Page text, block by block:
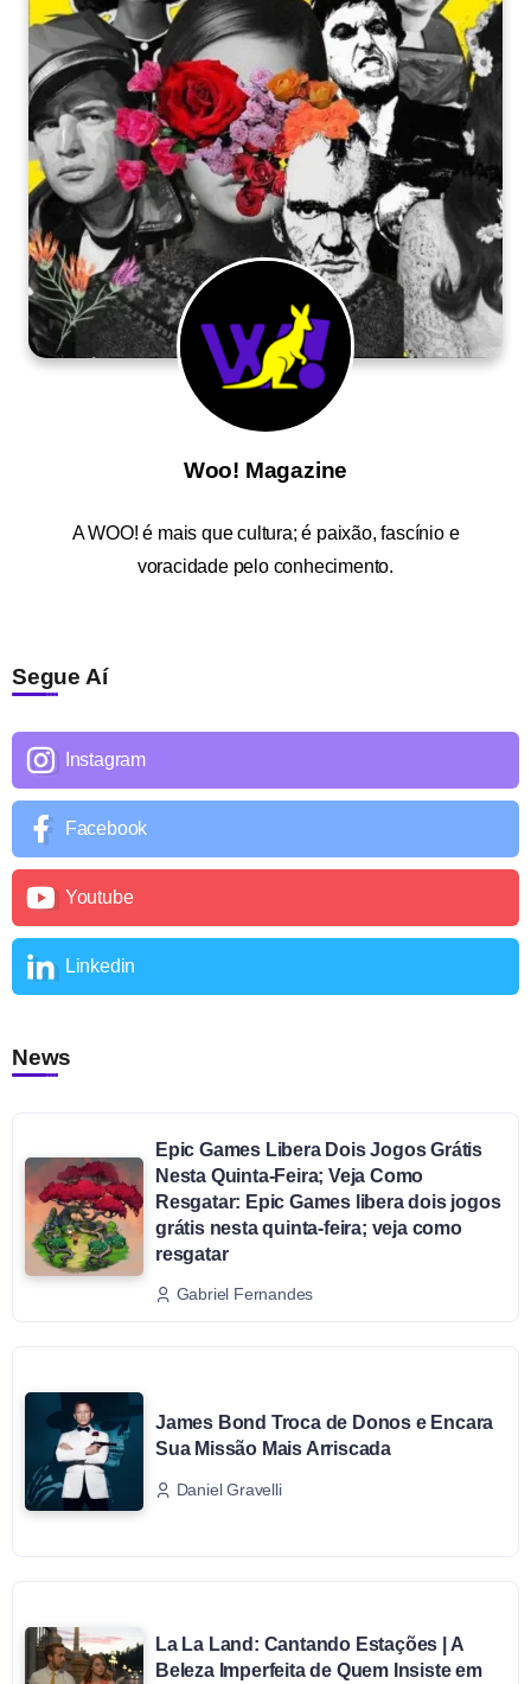
Woo! Magazine
AWOO! é mais que cultura; é paixão, fascínio e
voracidade pelo conhecimento.
Segue Aí
Instagram
Facebook
Youtube
Linkedin
News
Epic Games Libera Dois Jogos Grátis
Nesta Quinta-Feira; Veja Como
Resgatar: Epic Games libera dois jogos
grátis nesta quinta-feira; veja como
resgatar
Gabriel Fernandes
James Bond Troca de Donos e Encara
Sua Missão Mais Arriscada
Daniel Gravelli
La La Land: Cantando Estações | A
Beleza Imperfeita de Quem Insiste em